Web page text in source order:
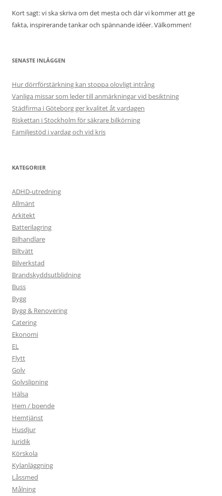
Kort sagt: vi ska skriva om det mesta och där vi kommer att ge
fakta, inspirerande tankar och spännande idéer. Välkommen!
SENASTE INLÄGGEN
Hur dörrförstärkning kan stoppa olovligt intrång
Vanliga missar som leder till anmärkningar vid besiktning
Städfirma i Göteborg ger kvalitet åt vardagen
Riskettan i Stockholm för säkrare bilkörning
Familjestöd i vardag och vid kris
KATEGORIER
ADHD-utredning
Allmänt
Arkitekt
Batterilagring
Bilhandlare
Biltvätt
Bilverkstad
Brandskyddsutblidning
Buss
Bygg
Bygg & Renovering
Catering
Ekonomi
EL
Flytt
Golv
Golvslipning
Hälsa
Hem / boende
Hemtjänst
Husdjur
Juridik
Körskola
Kylanläggning
Låssmed
Målning